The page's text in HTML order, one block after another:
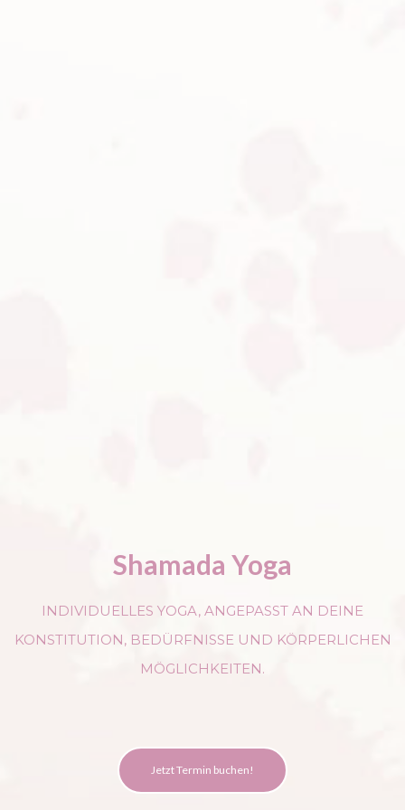
Shamada Yoga
INDIVIDUELLES YOGA, ANGEPASST AN DEINE
KONSTITUTION, BEDÜRFNISSE UND KÖRPERLICHEN
MÖGLICHKEITEN.
Jetzt Termin buchen!